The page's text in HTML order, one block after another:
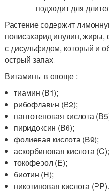
Растение содержит
полисахарид инулин,
с дисульфидом, который и
острый запах.
Витамины в овоще :
тиамин (В1);
рибофлавин (В2);
пантотеновая кислота
пиридоксин (В6);
фолиевая кислота (В9);
аскорбиновая кислота (C);
токоферол (E);
биотин (H);
никотиновая кислота (PP).